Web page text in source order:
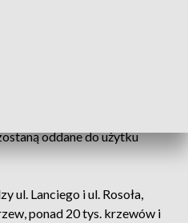
oddane do użytku
ul. Lanciego i ul. Rosoła,
ponad 20 tys. krzewów i